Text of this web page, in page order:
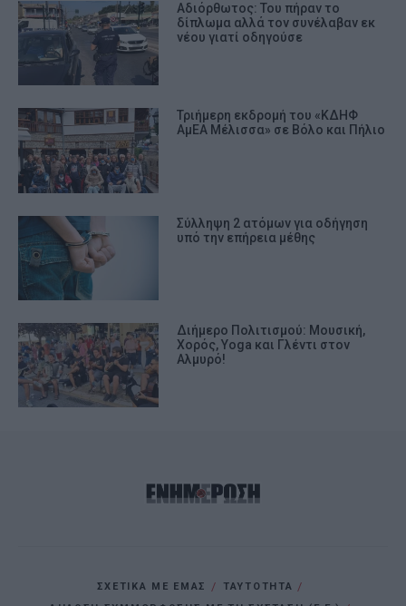
Αδιόρθωτος: Του πήραν το
δίπλωμα αλλά τον συνέλαβαν εκ
νέου γιατί οδηγούσε
Τριήμερη εκδρομή του «ΚΔΗΦ
ΑμΕΑ Μέλισσα» σε Βόλο και Πήλιο
Σύλληψη 2 ατόμων για οδήγηση
υπό την επήρεια μέθης
Διήμερο Πολιτισμού: Μουσική,
Χορός, Yoga και Γλέντι στον
Αλμυρό!
ΣΧΕΤΙΚΑ ΜΕ ΕΜΑΣ
ΤΑΥΤΟΤΗΤΑ